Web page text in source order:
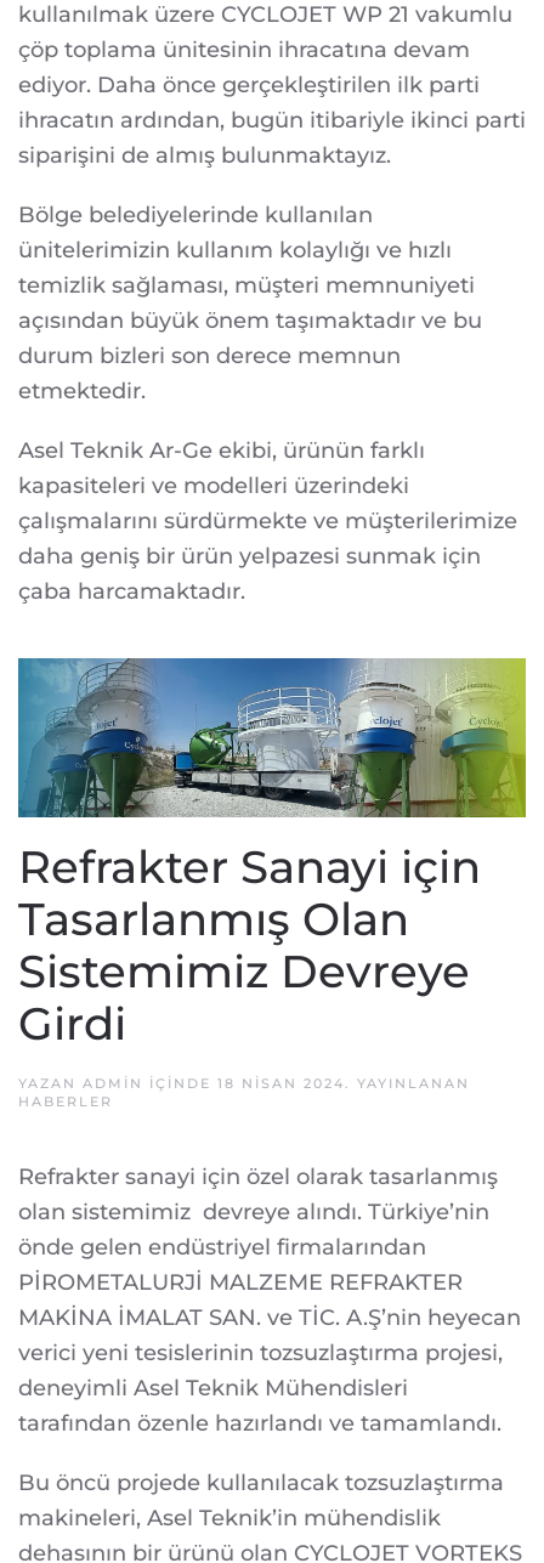
kullanılmak üzere CYCLOJET WP 21 vakumlu
çöp toplama ünitesinin ihracatına devam
ediyor. Daha önce gerçekleştirilen ilk parti
ihracatın ardından, bugün itibariyle ikinci parti
siparişini de almış bulunmaktayız.
Bölge belediyelerinde kullanılan
ünitelerimizin kullanım kolaylığı ve hızlı
temizlik sağlaması, müşteri memnuniyeti
açısından büyük önem taşımaktadır ve bu
durum bizleri son derece memnun
etmektedir.
Asel Teknik Ar-Ge ekibi, ürünün farklı
kapasiteleri ve modelleri üzerindeki
çalışmalarını sürdürmekte ve müşterilerimize
daha geniş bir ürün yelpazesi sunmak için
çaba harcamaktadır.
Refrakter Sanayi için
Tasarlanmış Olan
Sistemimiz Devreye
Girdi
YAZAN ADMIN IÇINDE 18 NISAN 2024. YAYINLANAN
HABERLER
Refrakter sanayi için özel olarak tasarlanmış
olan sistemimiz devreye alındı. Türkiye’nin
önde gelen endüstriyel firmalarından
PİROMETALURJİ MALZEME REFRAKTER
MAKİNA İMALAT SAN. ve TİC. A.Ş’nin heyecan
verici yeni tesislerinin tozsuzlaştırma projesi,
deneyimli Asel Teknik Mühendisleri
tarafından özenle hazırlandı ve tamamlandı.
Bu öncü projede kullanılacak tozsuzlaştırma
makineleri, Asel Teknik’in mühendislik
dehasının bir ürünü olan CYCLOJET VORTEKS